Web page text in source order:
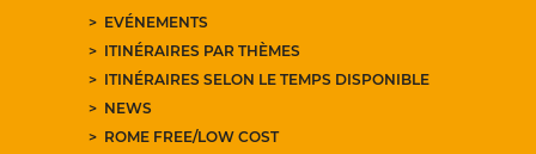
EVÉNEMENTS
ITINÉRAIRES PAR THÈMES
ITINÉRAIRES SELON LE TEMPS DISPONIBLE
NEWS
ROME FREE/LOW COST